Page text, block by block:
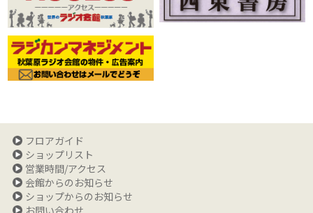
フロアガイド
ショップリスト
営業時間/アクセス
会館からのお知らせ
ショップからのお知らせ
お問い合わせ